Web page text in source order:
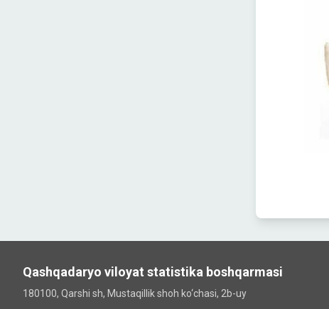
Qashqadaryo viloyat statistika boshqarmasi
180100, Qarshi sh, Mustаqillik shoh ko‘chаsi, 2b-uy